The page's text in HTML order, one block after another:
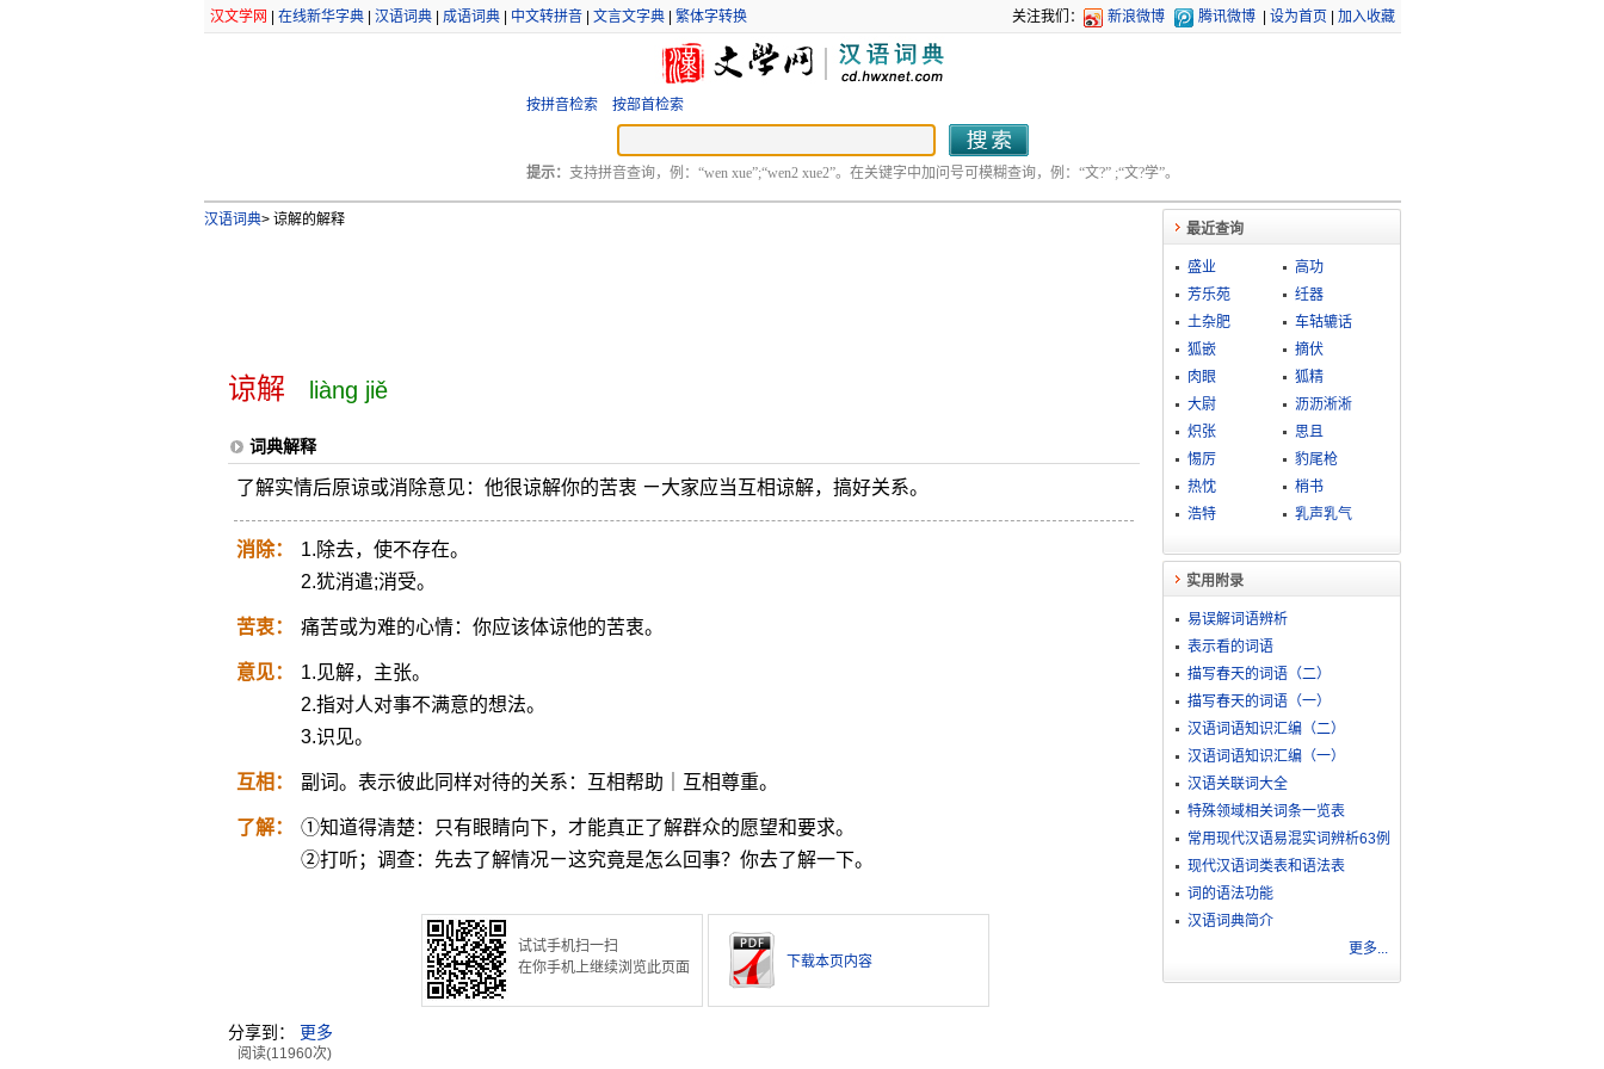
汉文学网 在线新华字典| 汉语词典| 成语词典| 中文转拼音| 文言文字典| 繁体字转换 关注我们： 新浪微博 腾讯微博 设为首页 加入收藏
按拼音检索 按部首检索
提示： 支持拼音查询，例：“wen xue”;“wen2 xue2”。在关键字中加问号可模糊查询，例：“文?” ;“文?学”。
汉语词典>谅解的解释
谅解 liàng jiě
词典解释
了解实情后原谅或消除意见：他很谅解你的苦衷 ㄧ大家应当互相谅解，搞好关系。
消除：
1.除去，使不存在。
2.犹消遣;消受。
苦衷： 痛苦或为难的心情：你应该体谅他的苦衷。
意见：
1.见解，主张。
2.指对人对事不满意的想法。
3.识见。
互相： 副词。表示彼此同样对待的关系：互相帮助｜互相尊重。
了解：
①知道得清楚：只有眼睛向下，才能真正了解群众的愿望和要求。
②打听；调查：先去了解情况ㄧ这究竟是怎么回事？你去了解一下。
试试手机扫一扫
在你手机上继续浏览此页面
下载本页内容
分享到： 更多
阅读(11960次)
最近查询
盛业
高功
芳乐苑
纴器
土杂肥
车轱辘话
狐嵌
摘伏
肉眼
狐精
大尉
沥沥淅淅
炽张
思且
惕厉
豹尾枪
热忱
梢书
浩特
乳声乳气
实用附录
易误解词语辨析
表示看的词语
描写春天的词语（二）
描写春天的词语（一）
汉语词语知识汇编（二）
汉语词语知识汇编（一）
汉语关联词大全
特殊领域相关词条一览表
常用现代汉语易混实词辨析63例
现代汉语词类表和语法表
词的语法功能
汉语词典简介
更多...